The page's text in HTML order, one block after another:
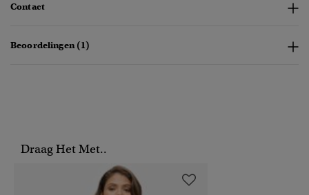
Contact
Beoordelingen (1)
Draag Het Met..